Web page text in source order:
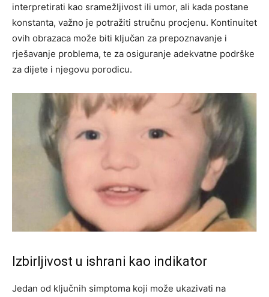
interpretirati kao sramežljivost ili umor, ali kada postane
konstanta, važno je potražiti stručnu procjenu. Kontinuitet
ovih obrazaca može biti ključan za prepoznavanje i
rješavanje problema, te za osiguranje adekvatne podrške
za dijete i njegovu porodicu.
Izbirljivost u ishrani kao indikator
Jedan od ključnih simptoma koji može ukazivati na